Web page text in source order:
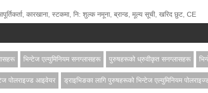
कारखाना, स्टकमा, नि: शुल्क नमूना, ब्रान्ड, मूल्य सूची, खरिद छुट, CE
भिन्टेज एल्युमिनियम सनग्लासहरू पुरुषहरूको ध्रुवीकृत सनग्लासहरू
पोलराइज्ड आइवेयर ड्राइभिङका लागि पुरुषहरूको भिन्टेज एल्युमिनियम